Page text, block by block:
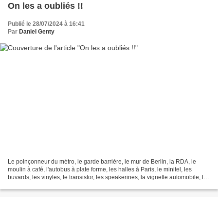
On les a oubliés !!
Publié le 28/07/2024 à 16:41
Par Daniel Genty
Le poinçonneur du métro, le garde barrière, le mur de Berlin, la RDA, le
moulin à café, l'autobus à plate forme, les halles à Paris, le minitel, les
buvards, les vinyles, le transistor, les speakerines, la vignette automobile, le